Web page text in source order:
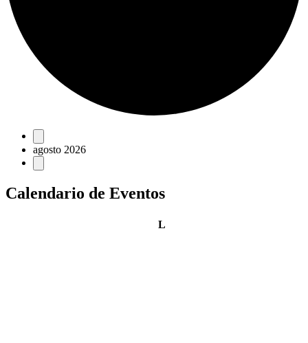
Eventos
agosto 2026
Calendario de Eventos
Llunes